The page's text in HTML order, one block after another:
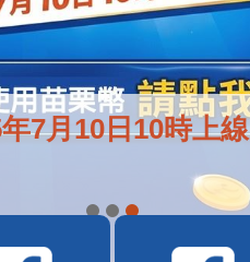
7月10日10時上線